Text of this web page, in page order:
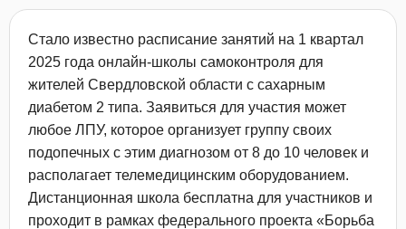
Стало известно расписание занятий на 1 квартал
2025 года онлайн-школы самоконтроля для
жителей Свердловской области с сахарным
диабетом 2 типа. Заявиться для участия может
любое ЛПУ, которое организует группу своих
подопечных с этим диагнозом от 8 до 10 человек и
располагает телемедицинским оборудованием.
Дистанционная школа бесплатна для участников и
проходит в рамках федерального проекта «Борьба